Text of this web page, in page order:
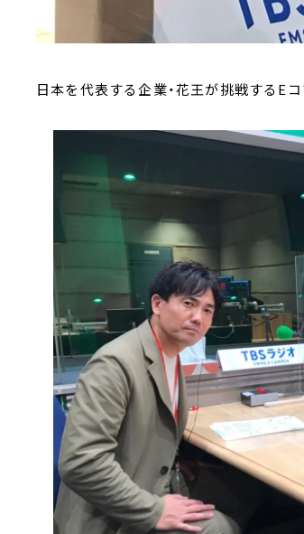
日本を代表する企業・花王が挑戦するE